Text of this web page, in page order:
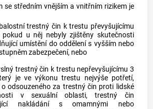
se středním vnějším a vnitřním rizikem je
trestný čin k trestu převyšujícímu
pokud u něj nebyly zjištěny skutečnosti
umístění do oddělení s vyšším nebo
zabezpečení, nebo
trestný čin k trestu nepřevyšujícímu 3
je ve výkonu trestu nejvýše potřetí,
o odsouzeného za trestný čin proti lidské
v sexuální oblasti,trestný čin
nakládání s omamnými nebo